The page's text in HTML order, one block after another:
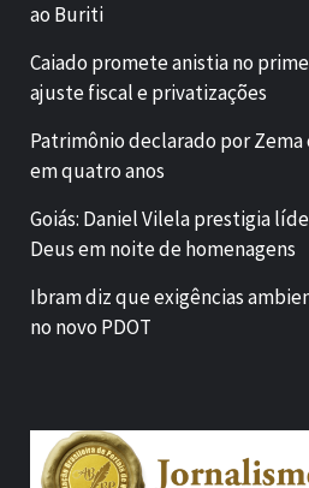
ao Buriti
Caiado promete anistia no
ajuste fiscal e privatizações
Patrimônio declarado por Zema
em quatro anos
Goiás: Daniel Vilela prestigia
Deus em noite de homenagens
Ibram diz que exigências
no novo PDOT